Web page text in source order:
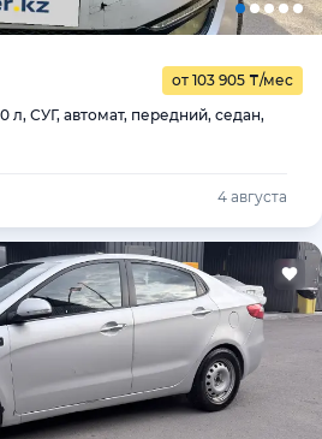
от 103 905 ₸/мес
л, СУГ, автомат, передний, седан,
4 августа